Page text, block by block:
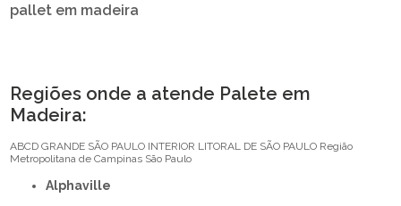
pallet em madeira
Regiões onde a atende Palete em
Madeira:
ABCD GRANDE SÃO PAULO INTERIOR LITORAL DE SÃO PAULO Região
Metropolitana de Campinas São Paulo
Alphaville